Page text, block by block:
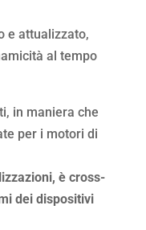
e attualizzato,
al tempo
in maniera che
per i motori di
è cross-
dei dispositivi